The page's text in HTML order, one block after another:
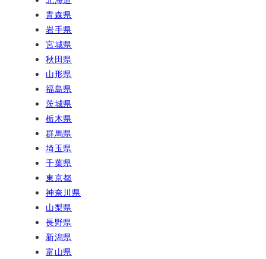
り
青森県
岩手県
宮城県
秋田県
山形県
福島県
茨城県
栃木県
群馬県
埼玉県
千葉県
東京都
神奈川県
山梨県
長野県
新潟県
富山県